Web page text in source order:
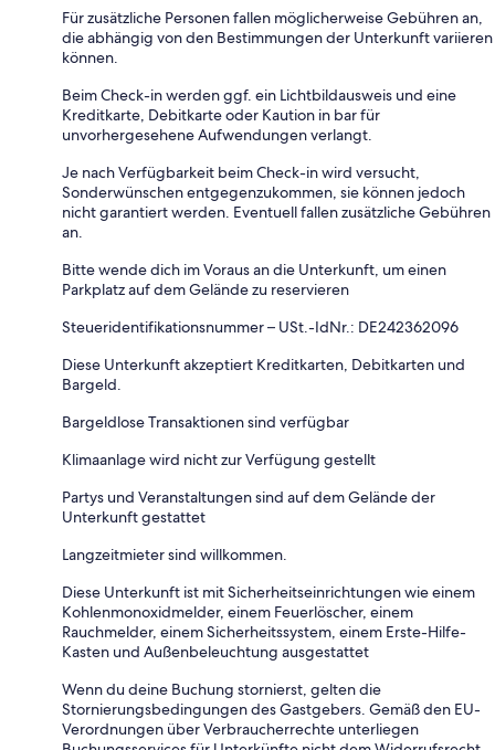
Für zusätzliche Personen fallen möglicherweise Gebühren an,
die abhängig von den Bestimmungen der Unterkunft variieren
können.
Beim Check-in werden ggf. ein Lichtbildausweis und eine
Kreditkarte, Debitkarte oder Kaution in bar für
unvorhergesehene Aufwendungen verlangt.
Je nach Verfügbarkeit beim Check-in wird versucht,
Sonderwünschen entgegenzukommen, sie können jedoch
nicht garantiert werden. Eventuell fallen zusätzliche Gebühren
an.
Bitte wende dich im Voraus an die Unterkunft, um einen
Parkplatz auf dem Gelände zu reservieren
Steueridentifikationsnummer – USt.-IdNr.: DE242362096
Diese Unterkunft akzeptiert Kreditkarten, Debitkarten und
Bargeld.
Bargeldlose Transaktionen sind verfügbar
Klimaanlage wird nicht zur Verfügung gestellt
Partys und Veranstaltungen sind auf dem Gelände der
Unterkunft gestattet
Langzeitmieter sind willkommen.
Diese Unterkunft ist mit Sicherheitseinrichtungen wie einem
Kohlenmonoxidmelder, einem Feuerlöscher, einem
Rauchmelder, einem Sicherheitssystem, einem Erste-Hilfe-
Kasten und Außenbeleuchtung ausgestattet
Wenn du deine Buchung stornierst, gelten die
Stornierungsbedingungen des Gastgebers. Gemäß den EU-
Verordnungen über Verbraucherrechte unterliegen